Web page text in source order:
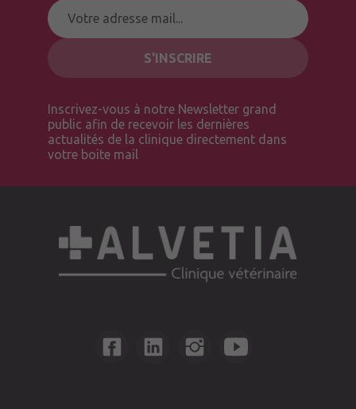
Inscrivez-vous à notre Newsletter grand
public afin de recevoir les dernières
actualités de la clinique directement dans
votre boite mail